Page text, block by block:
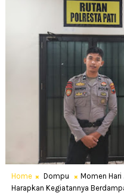
Home Dompu
Momen
Harapkan Kegiatannya